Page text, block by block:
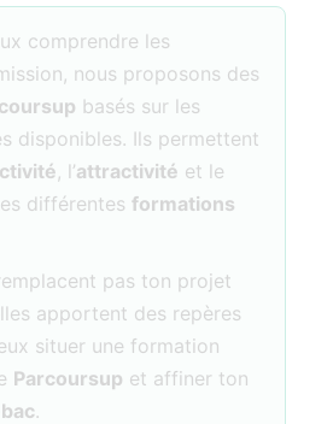
comprendre les
nous proposons des
basés sur les
disponibles. Ils permettent
, l’attractivité et le
différentes formations
pas ton projet
apportent des repères
situer une formation
Parcoursup et affiner ton
.